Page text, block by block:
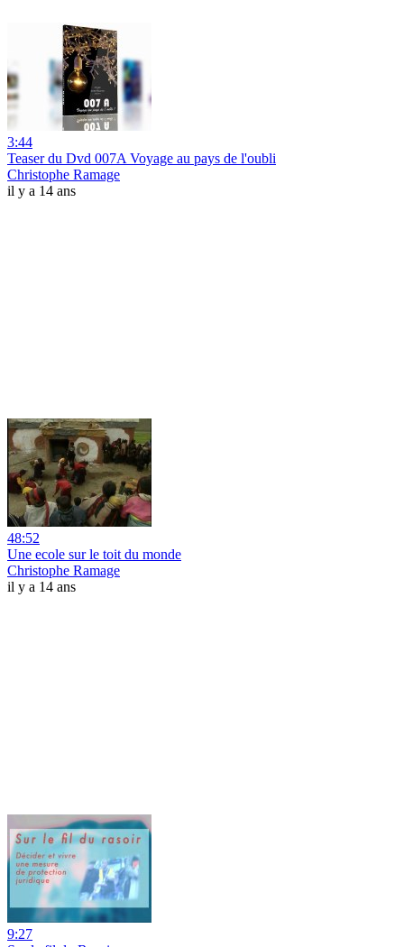
3:44
Teaser du Dvd 007A Voyage au pays de l'oubli
Christophe Ramage
il y a 14 ans
48:52
Une ecole sur le toit du monde
Christophe Ramage
il y a 14 ans
9:27